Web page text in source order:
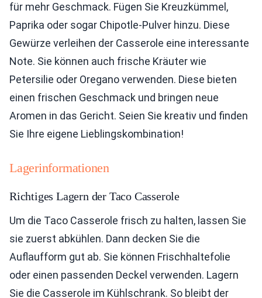
für mehr Geschmack. Fügen Sie Kreuzkümmel,
Paprika oder sogar Chipotle-Pulver hinzu. Diese
Gewürze verleihen der Casserole eine interessante
Note. Sie können auch frische Kräuter wie
Petersilie oder Oregano verwenden. Diese bieten
einen frischen Geschmack und bringen neue
Aromen in das Gericht. Seien Sie kreativ und finden
Sie Ihre eigene Lieblingskombination!
Lagerinformationen
Richtiges Lagern der Taco Casserole
Um die Taco Casserole frisch zu halten, lassen Sie
sie zuerst abkühlen. Dann decken Sie die
Auflaufform gut ab. Sie können Frischhaltefolie
oder einen passenden Deckel verwenden. Lagern
Sie die Casserole im Kühlschrank. So bleibt der